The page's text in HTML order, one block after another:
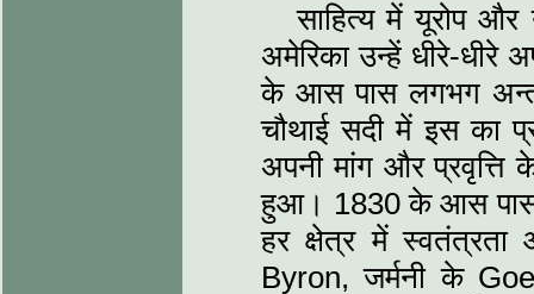
साहित्य में यूरोप
अमेरिका उन्हें धीरे-धीरे
के आस पास लगभग अन्त
चौथाई सदी में इस का
अपनी मांग और
हुआ। 1830 के आस पास
हर क्षेत्र में
Byron, जर्मनी के